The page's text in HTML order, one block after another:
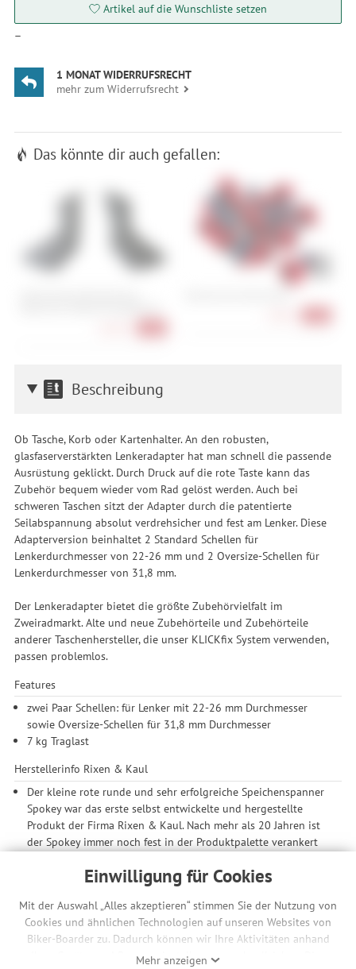
Einwilligung für Cookies
Mit der Auswahl „Alles akzeptieren“ stimmen Sie der Nutzung von
Cookies und ähnlichen Technologien auf unseren Websites von
Biker-Boarder zu. Dadurch können wir Ihre Aktivitäten anhand
Ihrer Geräte- und Browsereinstellungen nachvollziehen. Dies
Mehr anzeigen
Artikel auf die Wunschliste setzen
—
1 MONAT WIDERRUFSRECHT
mehr zum Widerrufsrecht
Das könnte dir auch gefallen:
Beschreibung
Ob Tasche, Korb oder Kartenhalter. An den robusten,
glasfaserverstärkten Lenkeradapter hat man schnell die passende
Ausrüstung geklickt. Durch Druck auf die rote Taste kann das
Zubehör bequem wieder vom Rad gelöst werden. Auch bei
schweren Taschen sitzt der Adapter durch die patentierte
Seilabspannung absolut verdrehsicher und fest am Lenker. Diese
Adapterversion beinhaltet 2 Standard Schellen für
Lenkerdurchmesser von 22-26 mm und 2 Oversize-Schellen für
Lenkerdurchmesser von 31,8 mm.
Der Lenkeradapter bietet die größte Zubehörvielfalt im
Zweiradmarkt. Alte und neue Zubehörteile und Zubehörteile
anderer Taschenhersteller, die unser KLICKfix System verwenden,
passen problemlos.
Features
zwei Paar Schellen: für Lenker mit 22-26 mm Durchmesser
sowie Oversize-Schellen für 31,8 mm Durchmesser
7 kg Traglast
Herstellerinfo Rixen & Kaul
Der kleine rote runde und sehr erfolgreiche Speichenspanner
Spokey war das erste selbst entwickelte und hergestellte
Produkt der Firma Rixen & Kaul. Nach mehr als 20 Jahren ist
der Spokey immer noch fest in der Produktpalette verankert
Wahl beim Zentrieren von Speichen. 1988 wurde die Rixen &
Markennamen KLICKfix das erste Schnellbefestigungselement,
der KLICKfix Lenkeradapter, eingeführt. Dieser Adapter
entwickelte sich schnell zum Branchenstandard im
Fahrradmarkt. Weitere Adapter und spezielle